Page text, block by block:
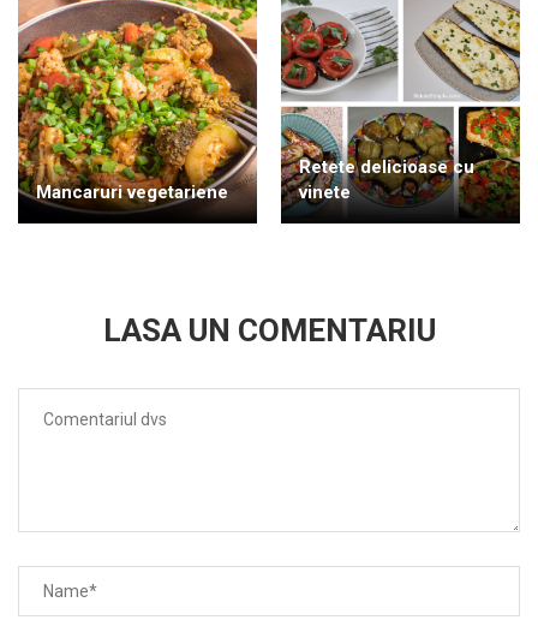
Mancaruri vegetariene
Retete delicioase cu
vinete
LASA UN COMENTARIU